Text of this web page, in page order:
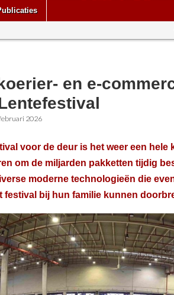
en e-
2026
voor de deur is het weer een hele
om de miljarden pakketten tijdig
moderne technologieën die
festival bij hun familie kunnen